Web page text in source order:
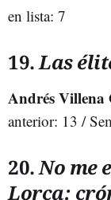
en lista: 7
19.Las
Andrés Villena
anterior: 13 /
20.No me
Lorca: